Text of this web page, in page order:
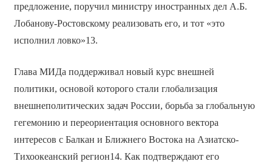
предложение, поручил министру иностранных дел А.Б.
Лобанову-Ростовскому реализовать его, и тот «это
исполнил ловко»13.
Глава МИДа поддерживал новый курс внешней
политики, основой которого стали глобализация
внешнеполитических задач России, борьба за глобальную
гегемонию и переориентация основного вектора
интересов с Балкан и Ближнего Востока на Азиатско-
Тихоокеанский регион14. Как подтверждают его